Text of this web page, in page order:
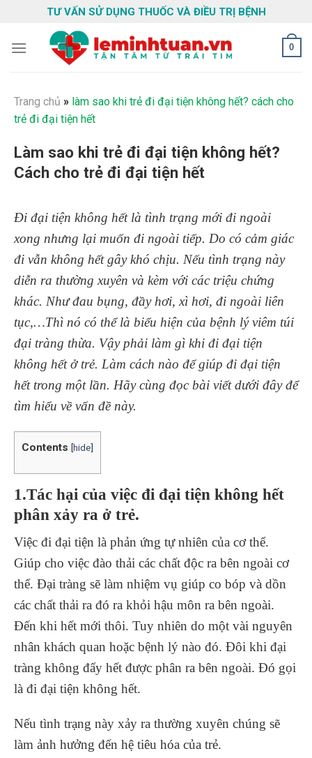
content
TƯ VẤN SỬ DỤNG THUỐC VÀ ĐIỀU TRỊ BỆNH
0
Trang chủ » làm sao khi trẻ đi đại tiện không hết? cách cho
trẻ đi đại tiện hết
Làm sao khi trẻ đi đại tiện không hết?
Cách cho trẻ đi đại tiện hết
Đi đại tiện không hết là tình trạng mới đi ngoài
xong nhưng lại muốn đi ngoài tiếp. Do có cảm giác
đi vẫn không hết gây khó chịu. Nếu tình trạng này
diễn ra thường xuyên và kèm với các triệu chứng
khác. Như đau bụng, đầy hơi, xì hơi, đi ngoài liên
tục,…Thì nó có thể là biểu hiện của bệnh lý viêm túi
đại tràng thừa. Vậy phải làm gì khi đi đại tiện
không hết ở trẻ. Làm cách nào để giúp đi đại tiện
hết trong một lần. Hãy cùng đọc bài viết dưới đây để
tìm hiểu về vấn đề này.
Contents [hide]
1.Tác hại của việc đi đại tiện không hết
phân xảy ra ở trẻ.
Việc đi đại tiện là phản ứng tự nhiên của cơ thể.
Giúp cho việc đào thải các chất độc ra bên ngoài cơ
thể. Đại tràng sẽ làm nhiệm vụ giúp co bóp và dồn
các chất thải ra đó ra khỏi hậu môn ra bên ngoài.
Đến khi hết mới thôi. Tuy nhiên do một vài nguyên
nhân khách quan hoặc bệnh lý nào đó. Đôi khi đại
tràng không đẩy hết được phân ra bên ngoài. Đó gọi
là đi đại tiện không hết.
Nếu tình trạng này xảy ra thường xuyên chúng sẽ
làm ảnh hưởng đến hệ tiêu hóa của trẻ.